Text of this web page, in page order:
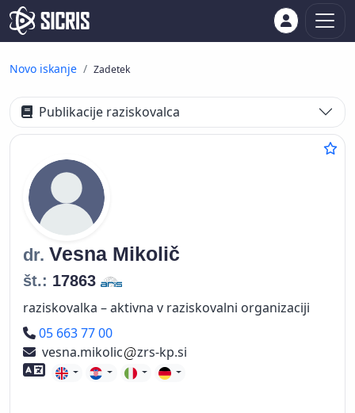
Novo iskanje Zadetek
Publikacije raziskovalca
dr. Vesna Mikolič
št.: 17863
raziskovalka – aktivna v raziskovalni organizaciji
Telefon
05 663 77 00
vesna.mikolic
zrs-kp.si
Znanje tujih jezikov